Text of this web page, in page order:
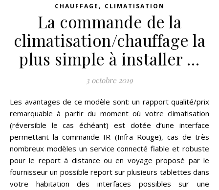
CHAUFFAGE , CLIMATISATION
La commande de la
climatisation/chauffage la
plus simple à installer …
3 octobre 2019
Les avantages de ce modèle sont: un rapport qualité/prix
remarquable à partir du moment où votre climatisation
(réversible le cas échéant) est dotée d’une interface
permettant la commande IR (Infra Rouge), cas de très
nombreux modèles un service connecté fiable et robuste
pour le report à distance ou en voyage proposé par le
fournisseur un possible report sur plusieurs tablettes dans
votre habitation des interfaces possibles sur une